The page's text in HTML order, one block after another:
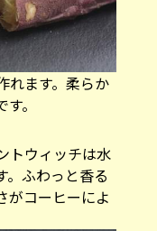
れます。柔らか
。
トウィッチは水
。ふわっと香る
がコーヒーによ